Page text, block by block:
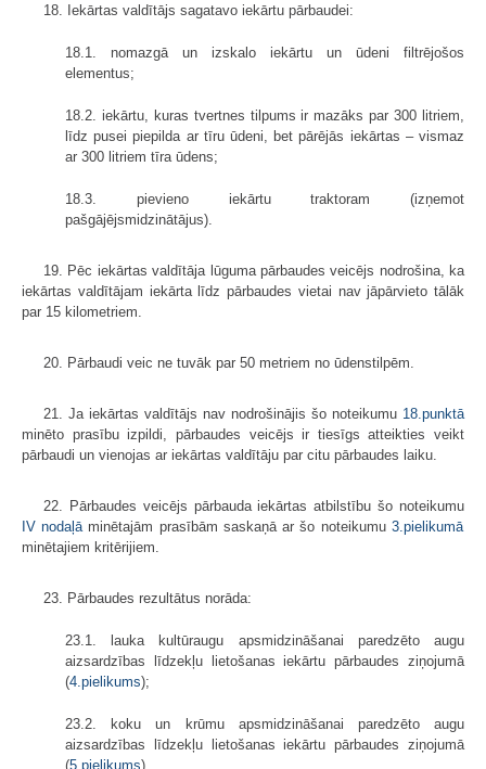
18. Iekārtas valdītājs sagatavo iekārtu pārbaudei:
18.1. nomazgā un izskalo iekārtu un ūdeni filtrējošos
elementus;
18.2. iekārtu, kuras tvertnes tilpums ir mazāks par 300 litriem,
līdz pusei piepilda ar tīru ūdeni, bet pārējās iekārtas – vismaz
ar 300 litriem tīra ūdens;
18.3. pievieno iekārtu traktoram (izņemot
pašgājējsmidzinātājus).
19. Pēc iekārtas valdītāja lūguma pārbaudes veicējs nodrošina, ka
iekārtas valdītājam iekārta līdz pārbaudes vietai nav jāpārvieto tālāk
par 15 kilometriem.
20. Pārbaudi veic ne tuvāk par 50 metriem no ūdenstilpēm.
21. Ja iekārtas valdītājs nav nodrošinājis šo noteikumu 18.punktā
minēto prasību izpildi, pārbaudes veicējs ir tiesīgs atteikties veikt
pārbaudi un vienojas ar iekārtas valdītāju par citu pārbaudes laiku.
22. Pārbaudes veicējs pārbauda iekārtas atbilstību šo noteikumu
IV nodaļā minētajām prasībām saskaņā ar šo noteikumu 3.pielikumā
minētajiem kritērijiem.
23. Pārbaudes rezultātus norāda:
23.1. lauka kultūraugu apsmidzināšanai paredzēto augu
aizsardzības līdzekļu lietošanas iekārtu pārbaudes ziņojumā
(4.pielikums);
23.2. koku un krūmu apsmidzināšanai paredzēto augu
aizsardzības līdzekļu lietošanas iekārtu pārbaudes ziņojumā
(5.pielikums).